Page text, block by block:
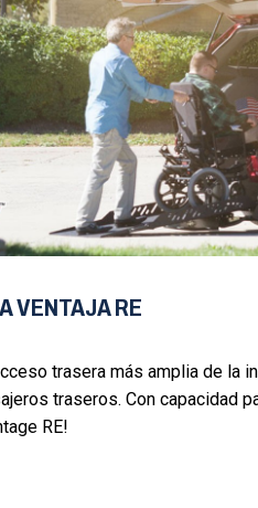
VENTAJA RE
trasera más amplia de la
traseros. Con capacidad
RE!